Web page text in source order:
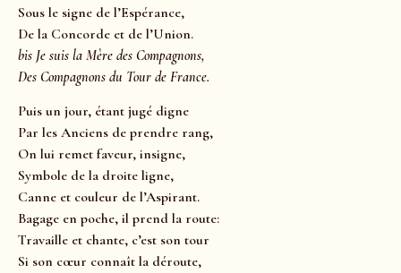
Sous le signe de l’Espérance,
De la Concorde et de l’Union.
bis Je suis la Mère des Compagnons,
Des Compagnons du Tour de France.
Puis un jour, étant jugé digne
Par les Anciens de prendre rang,
On lui remet faveur, insigne,
Symbole de la droite ligne,
Canne et couleur de l’Aspirant.
Bagage en poche, il prend la route:
Travaille et chante, c’est son tour
Si son cœur connaît la déroute,